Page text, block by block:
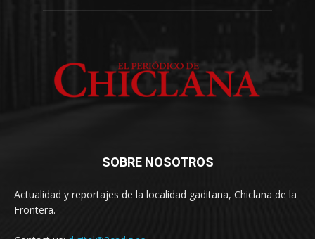
SOBRE NOSOTROS
Actualidad y reportajes de la localidad gaditana, Chiclana de la
Frontera.